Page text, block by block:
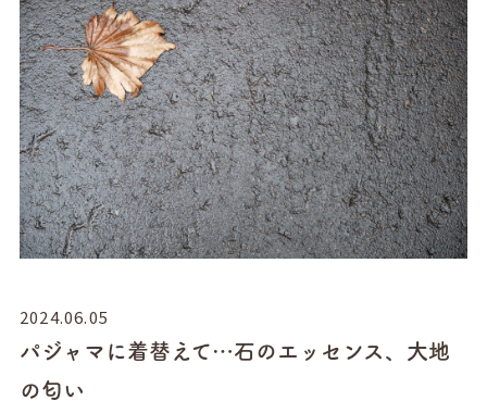
2024.06.05
パジャマに着替えて…石のエッセンス、大地
の匂い